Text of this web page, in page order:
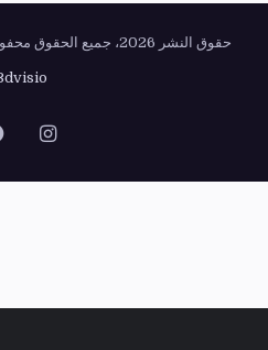
© حقوق النشر 2026، جميع الحقوق محفوظة |
3dvisio